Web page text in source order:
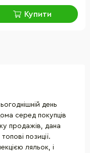
Купити
день
серед покупців
продажів, дана
позиції.
ляльок, і